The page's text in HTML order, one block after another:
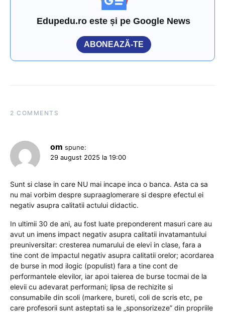
Edupedu.ro este și pe Google News
ABONEAZĂ-TE
2 COMMENTS
om spune:
29 august 2025 la 19:00
Sunt si clase in care NU mai incape inca o banca. Asta ca sa
nu mai vorbim despre supraaglomerare si despre efectul ei
negativ asupra calitatii actului didactic.
In ultimii 30 de ani, au fost luate preponderent masuri care au
avut un imens impact negativ asupra calitatii invatamantului
preuniversitar: cresterea numarului de elevi in clase, fara a
tine cont de impactul negativ asupra calitatii orelor; acordarea
de burse in mod ilogic (populist) fara a tine cont de
performantele elevilor, iar apoi taierea de burse tocmai de la
elevii cu adevarat performani; lipsa de rechizite si
consumabile din scoli (markere, bureti, coli de scris etc, pe
care profesorii sunt asteptati sa le „sponsorizeze” din propriile